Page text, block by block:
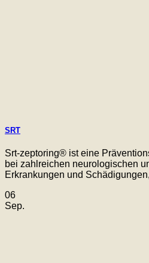
SRT
Srt-zeptoring® ist eine
bei zahlreichen neurologischen
Erkrankungen und
06
Sep.